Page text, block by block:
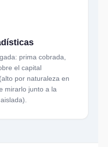
prima cobrada,
el capital
por naturaleza en
mirarlo junto a la